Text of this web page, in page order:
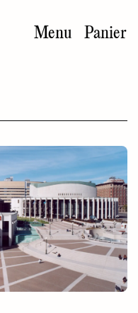
Menu Panier